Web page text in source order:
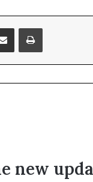
Share via Email Print
new